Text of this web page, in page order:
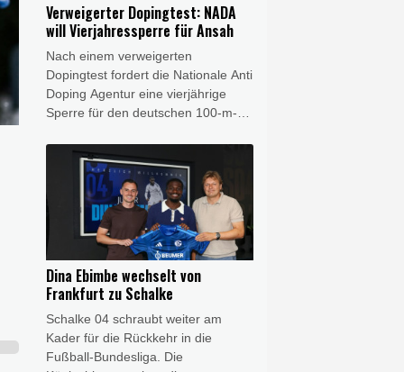
Verweigerter Dopingtest: NADA
will Vierjahressperre für Ansah
Nach einem verweigerten
Dopingtest fordert die Nationale Anti
Doping Agentur eine vierjährige
Sperre für den deutschen 100-m-
Sanktionsvorschlag teilte die NADA
am Freitag mit. Wird er akzeptiert,
reduziert sich die Dauer
automatisch auf drei Jahre.
Dina Ebimbe wechselt von
Frankfurt zu Schalke
Schalke 04 schraubt weiter am
Kader für die Rückkehr in die
Fußball-Bundesliga. Die